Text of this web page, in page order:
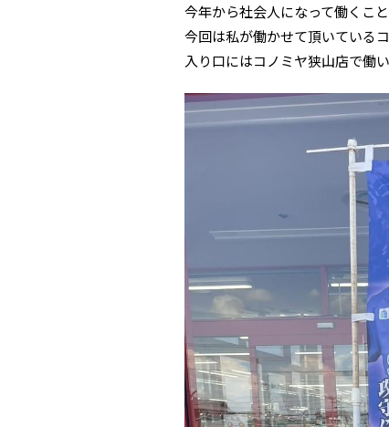
今年から社会人になって働くこ
今回は私が働かせて頂いている
入り口にはコノミヤ狭山店で働